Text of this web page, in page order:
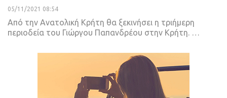
05/11/2021 08:54
Από την Ανατολική Κρήτη θα ξεκινήσει η τριήμερη
περιοδεία του Γιώργου Παπανδρέου στην Κρήτη.